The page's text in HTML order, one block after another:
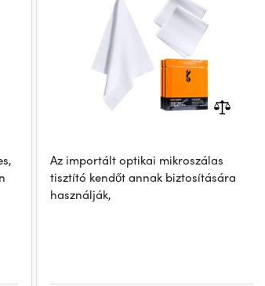
Az importált optikai mikroszálas
tisztító kendőt annak biztosítására
használják,